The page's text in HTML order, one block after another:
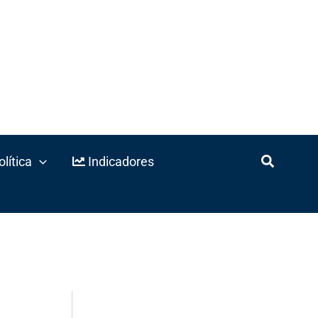
Indicadores